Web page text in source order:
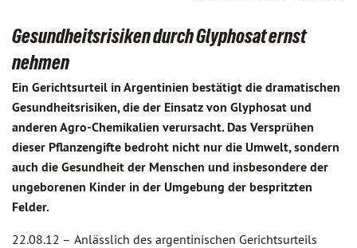
Gesundheitsrisiken durch Glyphosat ernst
nehmen
Ein Gerichtsurteil in Argentinien bestätigt die dramatischen
Gesundheitsrisiken, die der Einsatz von Glyphosat und
anderen Agro-Chemikalien verursacht. Das Versprühen
dieser Pflanzengifte bedroht nicht nur die Umwelt, sondern
auch die Gesundheit der Menschen und insbesondere der
ungeborenen Kinder in der Umgebung der bespritzten
Felder.
22.08.12 – Anlässlich des argentinischen Gerichtsurteils